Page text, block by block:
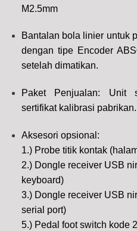
M2.5mm
Bantalan bola linier untuk
dengan tipe Encoder
setelah dimatikan.
Paket Penjualan: Unit
sertifikat kalibrasi pabrikan.
Aksesori opsional:
1.) Probe titik kontak
2.) Dongle receiver USB
keyboard)
3.) Dongle receiver USB
serial port)
5.) Pedal foot switch kode